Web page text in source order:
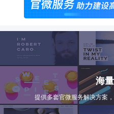
海
提供多套官微服务解决方案